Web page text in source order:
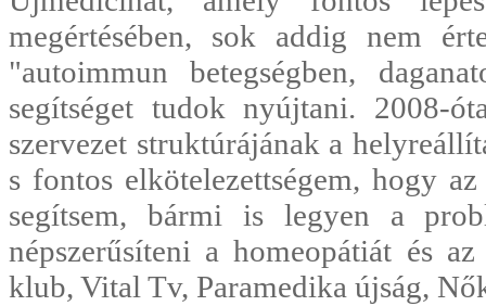
megértésében, sok addig nem
"autoimmun betegségben,
segítséget tudok nyújtani. 2008-
szervezet struktúrájának a
s fontos elkötelezettségem, hogy
segítsem, bármi is legyen a
népszerűsíteni a homeopátiát és
klub, Vital Tv, Paramedika újság,